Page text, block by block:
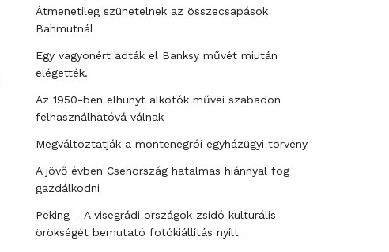
Átmenetileg szünetelnek az összecsapások
Bahmutnál
Egy vagyonért adták el Banksy művét miután
elégették.
Az 1950-ben elhunyt alkotók művei szabadon
felhasználhatóvá válnak
Megváltoztatják a montenegrói egyházügyi törvény
A jövő évben Csehország hatalmas hiánnyal fog
gazdálkodni
Peking – A visegrádi országok zsidó kulturális
örökségét bemutató fotókiállítás nyílt